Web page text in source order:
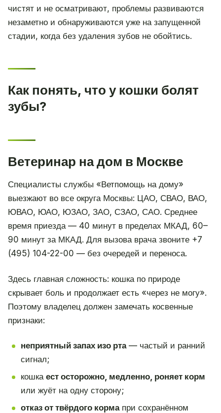
чистят и не осматривают, проблемы развиваются
незаметно и обнаруживаются уже на запущенной
стадии, когда без удаления зубов не обойтись.
Как понять, что у кошки болят
зубы?
Ветеринар на дом в Москве
Специалисты службы «Ветпомощь на дому»
выезжают во все округа Москвы: ЦАО, СВАО, ВАО,
ЮВАО, ЮАО, ЮЗАО, ЗАО, СЗАО, САО. Среднее
время приезда — 40 минут в пределах МКАД, 60–
90 минут за МКАД. Для вызова врача звоните +7
(495) 104-22-00 — без очередей и переноса.
Здесь главная сложность: кошка по природе
скрывает боль и продолжает есть «через не могу».
Поэтому владелец должен замечать косвенные
признаки:
неприятный запах изо рта— частый и ранний
сигнал;
кошка ест осторожно, медленно, роняет корм
или жуёт на одну сторону;
отказ от твёрдого кормапри сохранённом